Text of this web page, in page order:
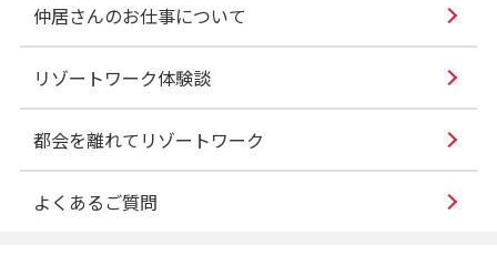
仲居さんのお仕事について
リゾートワーク体験談
都会を離れてリゾートワーク
よくあるご質問